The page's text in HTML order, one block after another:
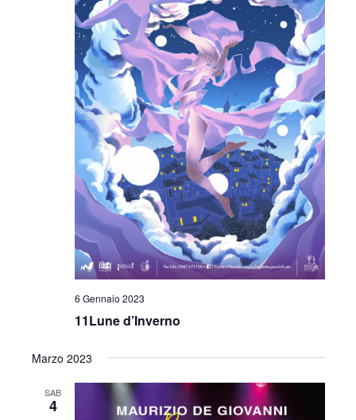
6 Gennaio 2023
11Lune d’Inverno
Marzo 2023
SAB
4